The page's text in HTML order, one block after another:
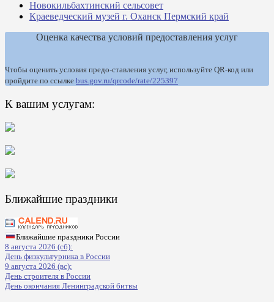
Новокильбахтинский сельсовет
Краеведческий музей г. Оханск Пермский край
Оценка качества условий предоставления услуг
Чтобы оценить условия предо-ставления услуг, используйте QR-код или
пройдите по ссылке bus.gov.ru/qrcode/rate/225397
К вашим услугам:
Ближайшие праздники
Ближайшие праздники России
8 августа 2026 (сб):
День физкультурника в России
9 августа 2026 (вс):
День строителя в России
День окончания Ленинградской битвы